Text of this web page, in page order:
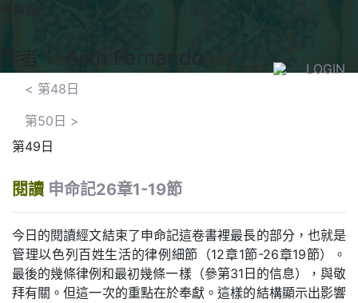
LOGIN
< 第48日
第50日 >
第49日
閱讀 申命記26章1-19節
今日的閱讀經文結束了申命記這卷書裡最長的部分，也就是
管理以色列百姓生活的律例細節（12章1節-26章19節）。
最後的幾條律例和最初幾條一樣（參第31日的信息），與敬
拜有關。但這一次的重點在於奉獻。這樣的結構顯示出影響